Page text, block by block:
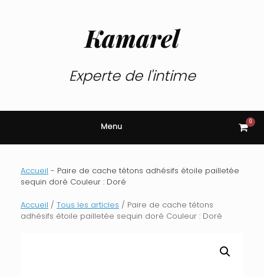
Kamarel
Experte de l'intime
Menu View
cart
0
Accueil - Paire de cache tétons adhésifs étoile pailletée
sequin doré Couleur : Doré
Accueil / Tous les articles / Paire de cache tétons
adhésifs étoile pailletée sequin doré Couleur : Doré